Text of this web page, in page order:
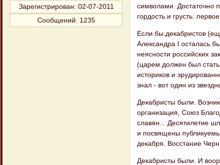
Зарегистрирован: 02-07-2011
Сообщений: 1235
символами. Достаточно
гордость и грусть:
Если бы декабристов
Александра I осталась
неясности российских
(царем должен был
историков и
знал - вот один из
Декабристы были.
организация, Союз
славян... Десятилетие
и посвящены
декабря. Восстание
Декабристы были. И